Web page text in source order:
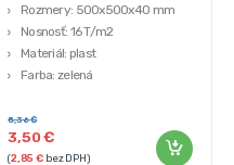
Rozmery: 500x500x40 mm
Nosnosť: 16 T/m2
Materiál: plast
Farba: zelená
3,50€
5,36€
(2,85€ bez DPH)